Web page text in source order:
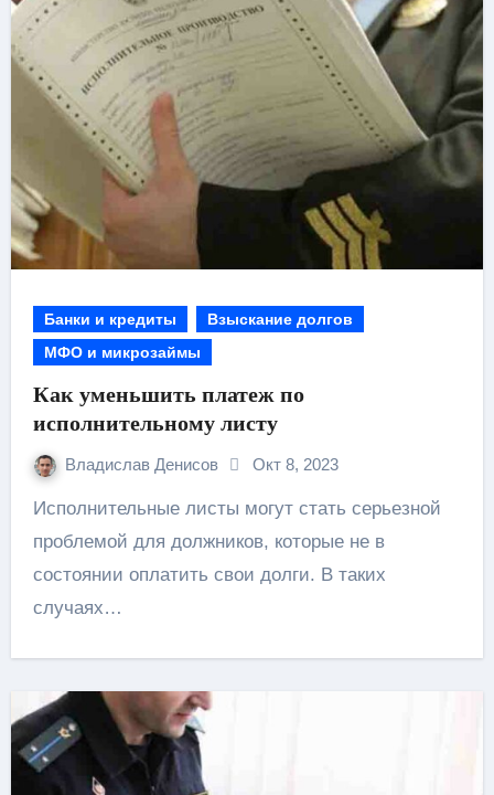
Банки и кредиты
Взыскание долгов
МФО и микрозаймы
Как уменьшить платеж по
исполнительному листу
Владислав Денисов Окт 8, 2023
Исполнительные листы могут стать серьезной
проблемой для должников, которые не в
состоянии оплатить свои долги. В таких
случаях…